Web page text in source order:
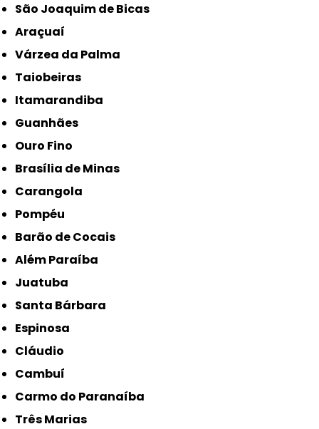
São Joaquim de Bicas
Araçuaí
Várzea da Palma
Taiobeiras
Itamarandiba
Guanhães
Ouro Fino
Brasília de Minas
Carangola
Pompéu
Barão de Cocais
Além Paraíba
Juatuba
Santa Bárbara
Espinosa
Cláudio
Cambuí
Carmo do Paranaíba
Três Marias